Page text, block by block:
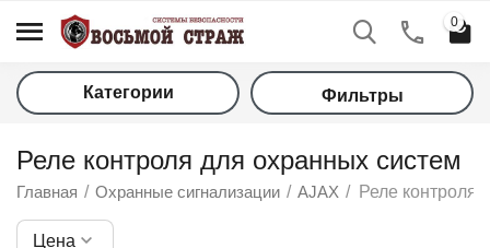
0
Категории Фильтры
Реле контроля для охранных систем
Главная / Охранные сигнализации / AJAX / Реле контроля
Цена